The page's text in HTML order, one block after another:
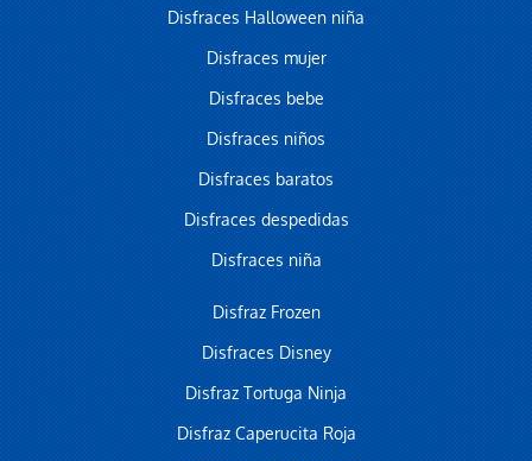
Disfraces Halloween niña
Disfraces mujer
Disfraces bebe
Disfraces niños
Disfraces baratos
Disfraces despedidas
Disfraces niña
Disfraz Frozen
Disfraces Disney
Disfraz Tortuga Ninja
Disfraz Caperucita Roja